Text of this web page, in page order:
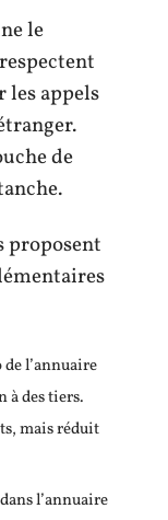
le
les appels
de
proposent
l’annuaire
des tiers.
mais réduit
l’annuaire